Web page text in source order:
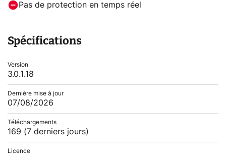
Pas de protection en temps réel
Spécifications
Version
3.0.1.18
Dernière mise à jour
07/08/2026
Téléchargements
169 (7 derniers jours)
Licence